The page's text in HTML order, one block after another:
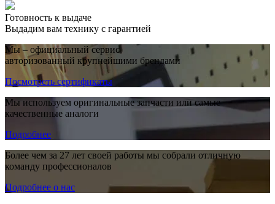
Готовность к выдаче
Выдадим вам технику с гарантией
Мы – официальный сервис,
авторизованный крупнейшими брендами
Посмотреть сертификаты
Мы используем оригинальные запчасти или самые
качественные аналоги
Подробнее
Более чем за 27 лет своей работы мы собрали отличную
команду профессионалов
Подробнее о нас